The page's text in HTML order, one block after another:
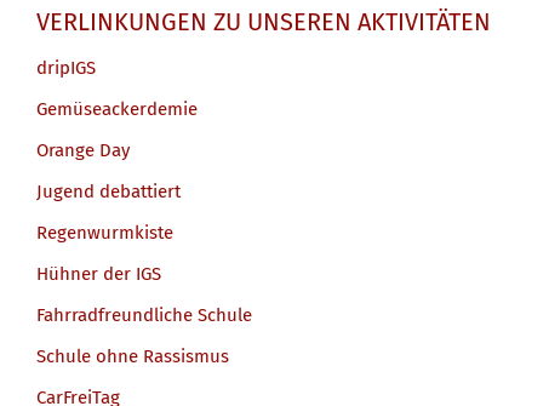
VERLINKUNGEN ZU UNSEREN AKTIVITÄTEN
dripIGS
Gemüseackerdemie
Orange Day
Jugend debattiert
Regenwurmkiste
Hühner der IGS
Fahrradfreundliche Schule
Schule ohne Rassismus
CarFreiTag